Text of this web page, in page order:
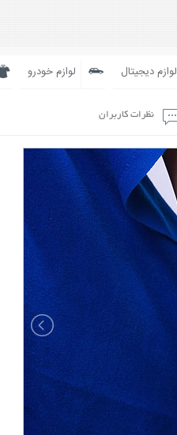
لوازم دیجیتال لوازم خودرو
نظرات کاربران